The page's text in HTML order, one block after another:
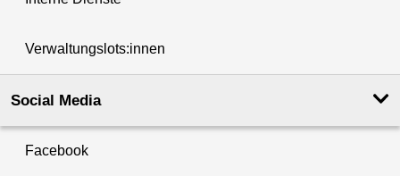
Verwaltungslots:innen
Social Media
Facebook